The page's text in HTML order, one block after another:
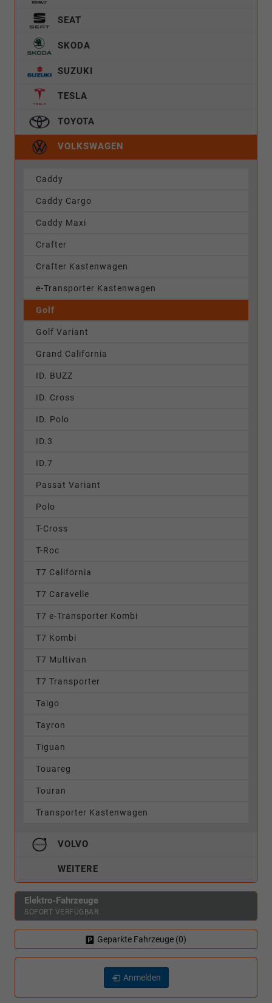
SEAT
SKODA
SUZUKI
TESLA
TOYOTA
VOLKSWAGEN
Caddy
Caddy Cargo
Caddy Maxi
Crafter
Crafter Kastenwagen
e-Transporter Kastenwagen
Golf
Golf Variant
Grand California
ID. BUZZ
ID. Cross
ID. Polo
ID.3
ID.7
Passat Variant
Polo
T-Cross
T-Roc
T7 California
T7 Caravelle
T7 e-Transporter Kombi
T7 Kombi
T7 Multivan
T7 Transporter
Taigo
Tayron
Tiguan
Touareg
Touran
Transporter Kastenwagen
VOLVO
WEITERE
Elektro-Fahrzeuge
SOFORT VERFÜGBAR
Geparkte Fahrzeuge (0)
Anmelden